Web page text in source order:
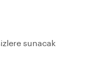
sunacak